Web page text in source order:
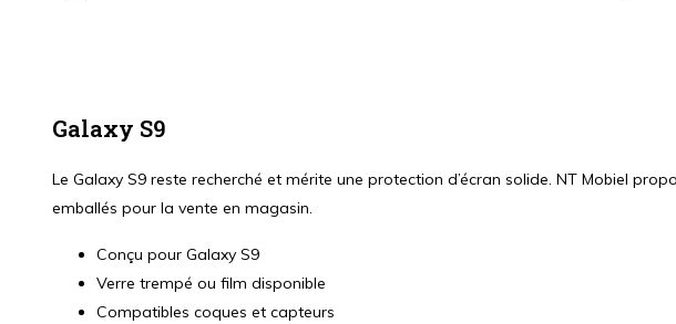
Galaxy S9
Le Galaxy S9 reste recherché et mérite une protection d’écran solide. NT Mobiel
emballés pour la vente en magasin.
Conçu pour Galaxy S9
Verre trempé ou film disponible
Compatibles coques et capteurs